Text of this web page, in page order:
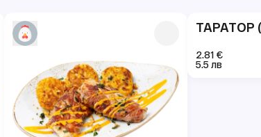
ТАРАТОР
2.81 €
5.5 лв